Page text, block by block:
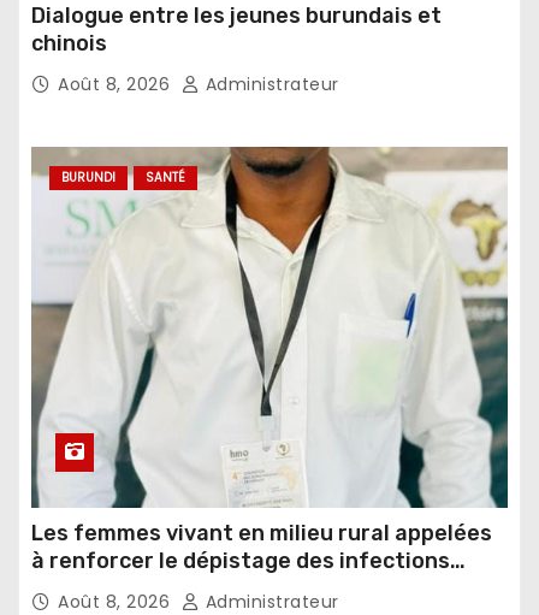
Dialogue entre les jeunes burundais et
chinois
Août 8, 2026 Administrateur
BURUNDI SANTÉ
Les femmes vivant en milieu rural appelées
à renforcer le dépistage des infections
sexuellement transmissibles
Août 8, 2026 Administrateur